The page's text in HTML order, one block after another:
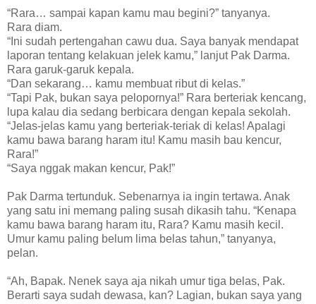
“Rara… sampai kapan kamu mau begini?” tanyanya.
Rara diam.
“Ini sudah pertengahan cawu dua. Saya banyak mendapat
laporan tentang kelakuan jelek kamu,” lanjut Pak Darma.
Rara garuk-garuk kepala.
“Dan sekarang… kamu membuat ribut di kelas.”
“Tapi Pak, bukan saya pelopornya!” Rara berteriak kencang,
lupa kalau dia sedang berbicara dengan kepala sekolah.
“Jelas-jelas kamu yang berteriak-teriak di kelas! Apalagi
kamu bawa barang haram itu! Kamu masih bau kencur,
Rara!”
“Saya nggak makan kencur, Pak!”
Pak Darma tertunduk. Sebenarnya ia ingin tertawa. Anak
yang satu ini memang paling susah dikasih tahu. “Kenapa
kamu bawa barang haram itu, Rara? Kamu masih kecil.
Umur kamu paling belum lima belas tahun,” tanyanya,
pelan.
“Ah, Bapak. Nenek saya aja nikah umur tiga belas, Pak.
Berarti saya sudah dewasa, kan? Lagian, bukan saya yang